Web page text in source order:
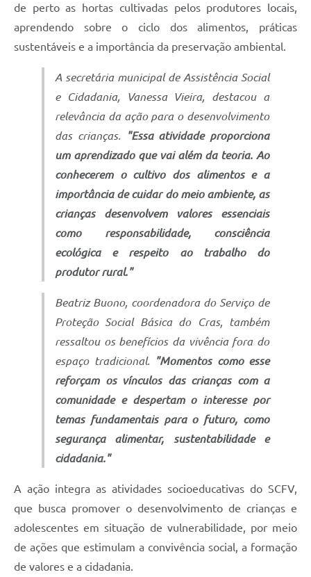
de perto as hortas cultivadas pelos produtores locais,
aprendendo sobre o ciclo dos alimentos, práticas
sustentáveis e a importância da preservação ambiental.
A secretária municipal de Assistência Social
e Cidadania, Vanessa Vieira, destacou a
relevância da ação para o desenvolvimento
das crianças.
"Essa atividade proporciona
um aprendizado que vai além da teoria. Ao
conhecerem o cultivo dos alimentos e a
importância de cuidar do meio ambiente, as
crianças desenvolvem valores essenciais
como responsabilidade, consciência
ecológica e respeito ao trabalho do
produtor rural."
Beatriz Buono, coordenadora do Serviço de
Proteção Social Básica do Cras, também
ressaltou os benefícios da vivência fora do
espaço tradicional.
"Momentos como esse
reforçam os vínculos das crianças com a
comunidade e despertam o interesse por
temas fundamentais para o futuro, como
segurança alimentar, sustentabilidade e
cidadania."
A ação integra as atividades socioeducativas do SCFV,
que busca promover o desenvolvimento de crianças e
adolescentes em situação de vulnerabilidade, por meio
de ações que estimulam a convivência social, a formação
de valores e a cidadania.